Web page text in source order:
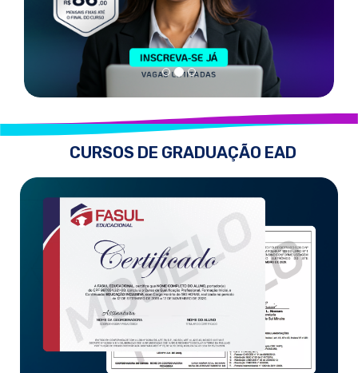
CURSOS DE GRADUAÇÃO EAD